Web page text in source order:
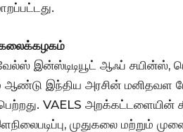
இன்ஸ்டிடியூட் ஆஃப் சயின்ஸ்,
இந்திய அரசின் மனிதவள
VAELS
முதுகலை மற்றும்